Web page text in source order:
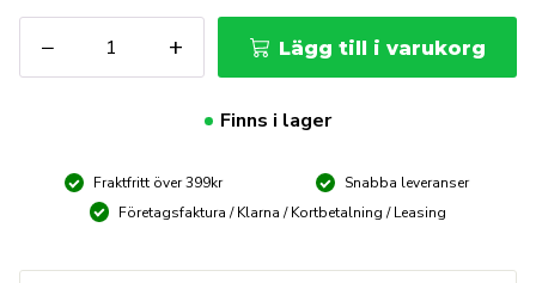
−
PROMATIC
Spetslågebrännare,
+ Lägg till i varukorg
Finns i lager
Fraktfritt över 399kr
Snabba leveranser
Företagsfaktura / Klarna / Kortbetalning / Leasing